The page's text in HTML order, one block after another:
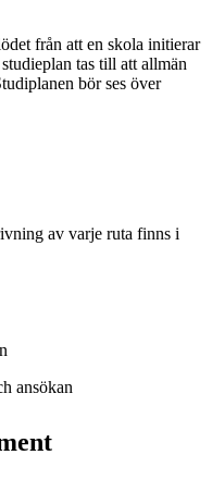
från att en skola initierar
tas till att allmän
bör ses över
av varje ruta finns i
ansökan